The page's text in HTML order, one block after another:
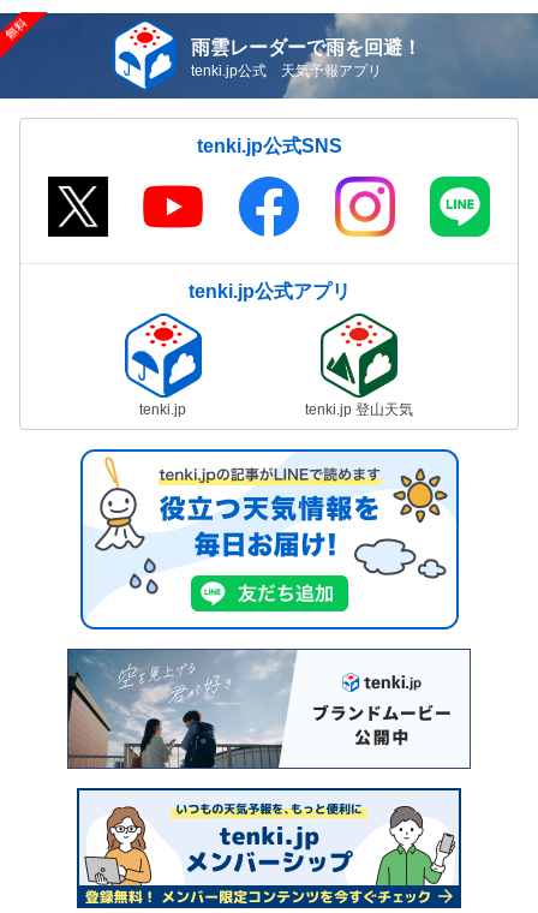
雨雲レーダーで雨を回避！
tenki.jp公式 天気予報アプリ
tenki.jp公式SNS
tenki.jp公式アプリ
tenki.jp tenki.jp 登山天気